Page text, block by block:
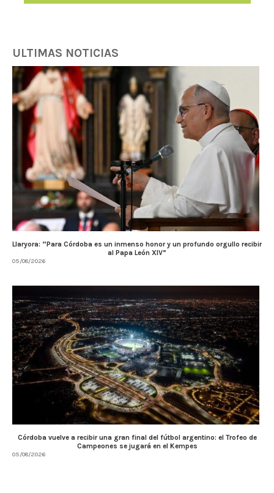
ULTIMAS NOTICIAS
Llaryora: “Para Córdoba es un inmenso honor y un profundo orgullo recibir
al Papa León XIV”
05/08/2026
Córdoba vuelve a recibir una gran final del fútbol argentino: el Trofeo de
Campeones se jugará en el Kempes
05/08/2026